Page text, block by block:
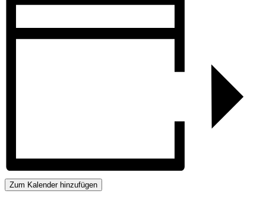
Zum Kalender hinzufügen